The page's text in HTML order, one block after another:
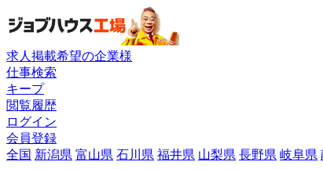
求人掲載希望の企業様
仕事検索
キープ
閲覧履歴
ログイン
会員登録
全国 新潟県 富山県 石川県 福井県 山梨県 長野県 岐阜県